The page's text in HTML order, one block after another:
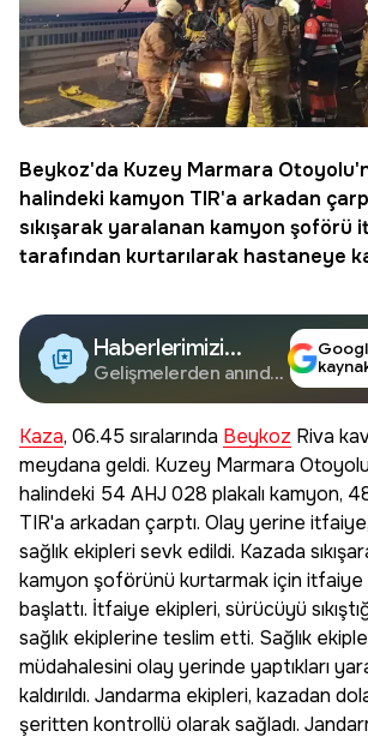
Beykoz'da Kuzey Marmara
halindeki kamyon TIR'a arkadan
sıkışarak yaralanan kamyon şoförü
tarafından kurtarılarak hastaneye
Haberlerimizi
Google'da Takip
Edin
Gelişmelerden anında
Kaza, 06.45 sıralarında Beykoz Riva
meydana geldi. Kuzey Marmara
halindeki 54 AHJ 028 plakalı kamyon,
TIR'a arkadan çarptı. Olay yerine
sağlık ekipleri sevk edildi. Kazada
kamyon şoförünü kurtarmak için itfaiye
başlattı. İtfaiye ekipleri, sürücüyü
sağlık ekiplerine teslim etti. Sağlık
müdahalesini olay yerinde yaptıkları
kaldırıldı. Jandarma ekipleri, kazadan
şeritten kontrollü olarak sağladı.